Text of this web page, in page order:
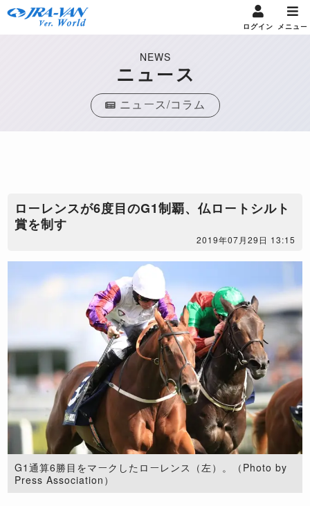
ログイン メニュー
NEWS
ニュース
ニュース/コラム
ローレンスが6度目のG1制覇、仏ロートシルト
賞を制す
2019年07月29日 13:15
G1通算6勝目をマークしたローレンス（左）。（Photo by
Press Association）